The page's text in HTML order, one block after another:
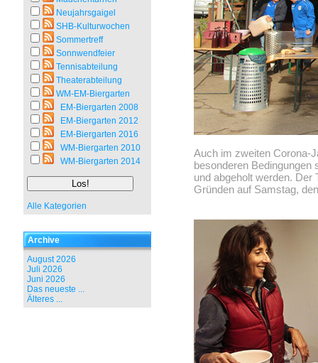
Neujahrsgaigel
SHB-Kulturwochen
Sommertreff
Sonnwendfeier
Tennisabteilung
Theaterabteilung
WM-EM-Biergarten
EM-Biergarten 2008
EM-Biergarten 2012
EM-Biergarten 2016
WM-Biergarten 2010
WM-Biergarten 2014
Alle Kategorien
Archive
August 2026
Juli 2026
Juni 2026
Das neueste ...
Älteres ...
Auch im zweiten Corona-
besonderen
und abgeholt werden. Der
Gründen auf Samstag,